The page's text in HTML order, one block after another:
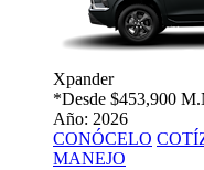
Xpander
*Desde $453,900
Año: 2026
CONÓCELO
MANEJO